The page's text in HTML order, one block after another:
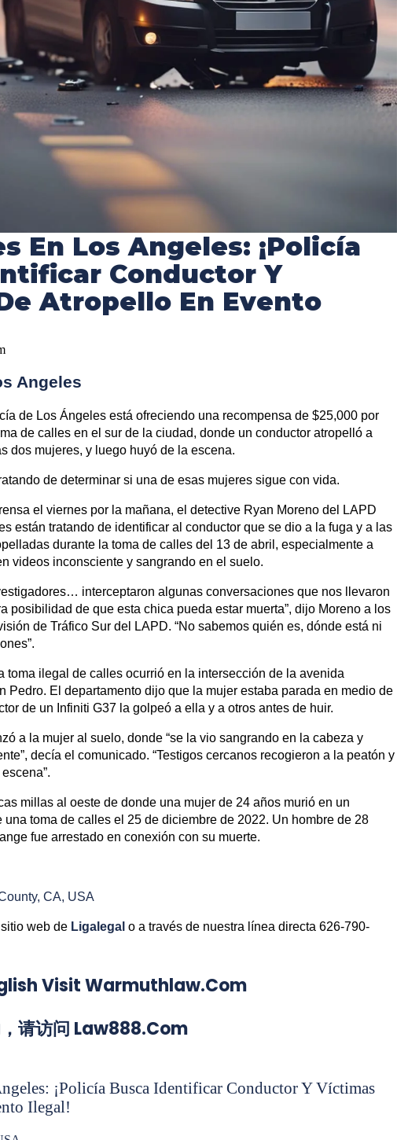
En Los Angeles: ¡Policía
Conductor Y
Atropello En Evento
Angeles
de Los Ángeles está ofreciendo una recompensa de $25,000 por
de calles en el sur de la ciudad, donde un conductor atropelló a
dos mujeres, y luego huyó de la escena.
de determinar si una de esas mujeres sigue con vida.
el viernes por la mañana, el detective Ryan Moreno del LAPD
están tratando de identificar al conductor que se dio a la fuga y a las
durante la toma de calles del 13 de abril, especialmente a
videos inconsciente y sangrando en el suelo.
interceptaron algunas conversaciones que nos llevaron
posibilidad de que esta chica pueda estar muerta”, dijo Moreno a los
de Tráfico Sur del LAPD. “No sabemos quién es, dónde está ni
toma ilegal de calles ocurrió en la intersección de la avenida
Pedro. El departamento dijo que la mujer estaba parada en medio de
de un Infiniti G37 la golpeó a ella y a otros antes de huir.
a la mujer al suelo, donde “se la vio sangrando en la cabeza y
decía el comunicado. “Testigos cercanos recogieron a la peatón y
millas al oeste de donde una mujer de 24 años murió en un
toma de calles el 25 de diciembre de 2022. Un hombre de 28
fue arrestado en conexión con su muerte.
CA, USA
web de Ligalegal o a través de nuestra línea directa 626-790-
Visit Warmuthlaw.com
，请访问 Law888.com
¡Policía Busca Identificar Conductor Y Víctimas
Ilegal!